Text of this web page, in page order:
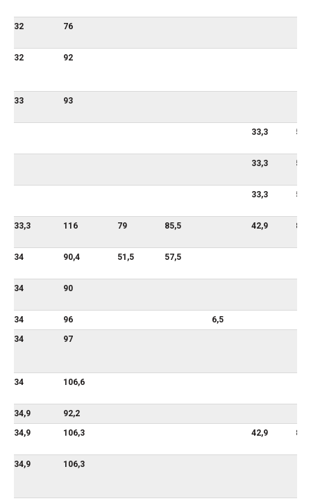
32 76
32 92
33 93
33,3
33,3
33,3
33,3 116 79 85,5 42,9
34 90,4 51,5 57,5
34 90
34 96
6,5
34
97
34 106,6
34,9
92,2
34,9
106,3 42,9
34,9 106,3